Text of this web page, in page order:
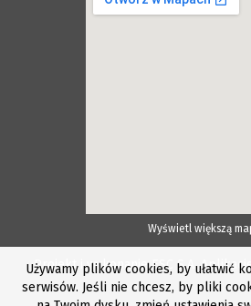
Wyświetl większą
Projekt i wykonanie ESC S.A.
Używamy plików cookies, by ułatwić
serwisów. Jeśli nie chcesz, by pliki